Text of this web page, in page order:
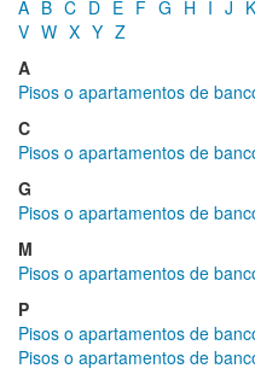
A B C D E F G H I J K
V W X Y Z
A
Pisos o apartamentos de
C
Pisos o apartamentos de
G
Pisos o apartamentos de
M
Pisos o apartamentos de
P
Pisos o apartamentos de
Pisos o apartamentos de